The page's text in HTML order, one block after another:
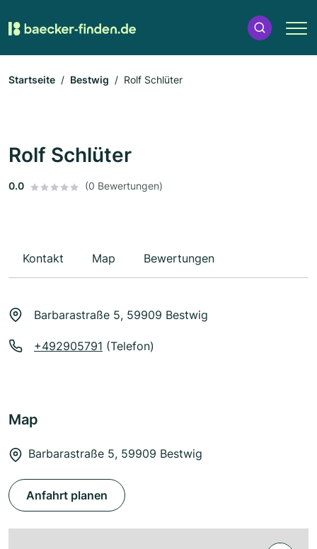
Startseite Bestwig Rolf Schlüter
Rolf Schlüter
0.0 (0 Bewertungen)
Kontakt Map Bewertungen
Barbarastraße 5, 59909 Bestwig
+492905791 (Telefon)
Map
Barbarastraße 5, 59909 Bestwig
Anfahrt planen